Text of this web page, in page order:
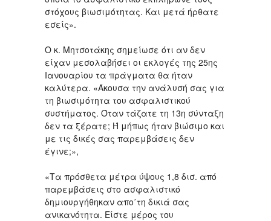
στόχους βιωσιμότητας. Και μετά ήρθατε
εσείς».
Ο κ. Μητσοτάκης σημείωσε ότι αν δεν
είχαν μεσολαβήσει οι εκλογές της 25ης
Ιανουαρίου τα πράγματα θα ήταν
καλύτερα. «Άκουσα την ανάλυσή σας για
τη βιωσιμότητα του ασφαλιστικού
συστήματος. Όταν τάζατε τη 13η σύνταξη
δεν τα ξέρατε; Ή μήπως ήταν βιώσιμο και
με τις δικές σας παρεμβάσεις δεν
έγινε;»,
«Τα πρόσθετα μέτρα ύψους 1,8 δισ. από
παρεμβάσεις στο ασφαλιστικό
δημιουργήθηκαν απο΄τη δικιά σας
ανικανότητα. Είστε μέρος του